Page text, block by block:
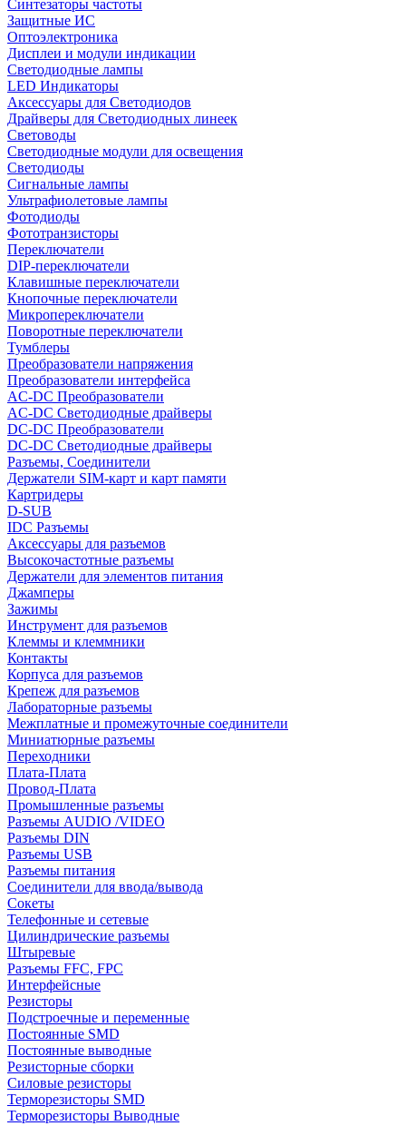
Синтезаторы частоты
Защитные ИС
Оптоэлектроника
Дисплеи и модули индикации
Светодиодные лампы
LED Индикаторы
Аксессуары для Светодиодов
Драйверы для Светодиодных линеек
Световоды
Светодиодные модули для освещения
Светодиоды
Сигнальные лампы
Ультрафиолетовые лампы
Фотодиоды
Фототранзисторы
Переключатели
DIP-переключатели
Клавишные переключатели
Кнопочные переключатели
Микропереключатели
Поворотные переключатели
Тумблеры
Преобразователи напряжения
Преобразователи интерфейса
AC-DC Преобразователи
AC-DC Светодиодные драйверы
DC-DC Преобразователи
DC-DC Светодиодные драйверы
Разъемы, Соединители
Держатели SIM-карт и карт памяти
Картридеры
D-SUB
IDC Разъемы
Аксессуары для разъемов
Высокочастотные разъемы
Держатели для элементов питания
Джамперы
Зажимы
Инструмент для разъемов
Клеммы и клеммники
Контакты
Корпуса для разъемов
Крепеж для разъемов
Лабораторные разъемы
Межплатные и промежуточные соединители
Миниатюрные разъемы
Переходники
Плата-Плата
Провод-Плата
Промышленные разъемы
Разъемы AUDIO /VIDEO
Разъемы DIN
Разъемы USB
Разъемы питания
Соединители для ввода/вывода
Сокеты
Телефонные и сетевые
Цилиндрические разъемы
Штыревые
Разъемы FFC, FPC
Интерфейсные
Резисторы
Подстроечные и переменные
Постоянные SMD
Постоянные выводные
Резисторные сборки
Силовые резисторы
Терморезисторы SMD
Терморезисторы Выводные